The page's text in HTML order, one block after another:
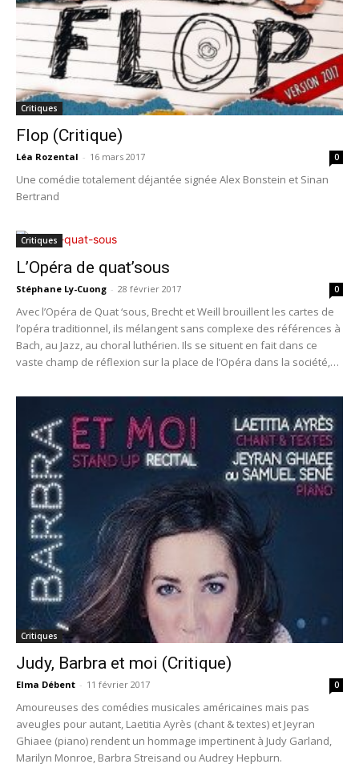
Critiques
Flop (Critique)
Léa Rozental - 16 mars 2017 0
Une comédie totalement déjantée signée Alex Bonstein et Sinan
Bertrand
Critiques
L’Opéra de quat’sous
Stéphane Ly-Cuong - 28 février 2017 0
Avec l’Opéra de Quat ‘sous, Brecht et Weill brouillent les cartes de
l’opéra traditionnel, ils mélangent sans complexe des références à
Bach, au Jazz, au choral luthérien. Ils se situent en fait dans ce
vaste champ de réflexion sur la place de l’Opéra dans la société,
Weimar.
Critiques
Judy, Barbra et moi (Critique)
Elma Débent - 11 février 2017 0
Amoureuses des comédies musicales américaines mais pas
aveugles pour autant, Laetitia Ayrès (chant & textes) et Jeyran
Ghiaee (piano) rendent un hommage impertinent à Judy Garland,
Marilyn Monroe, Barbra Streisand ou Audrey Hepburn.